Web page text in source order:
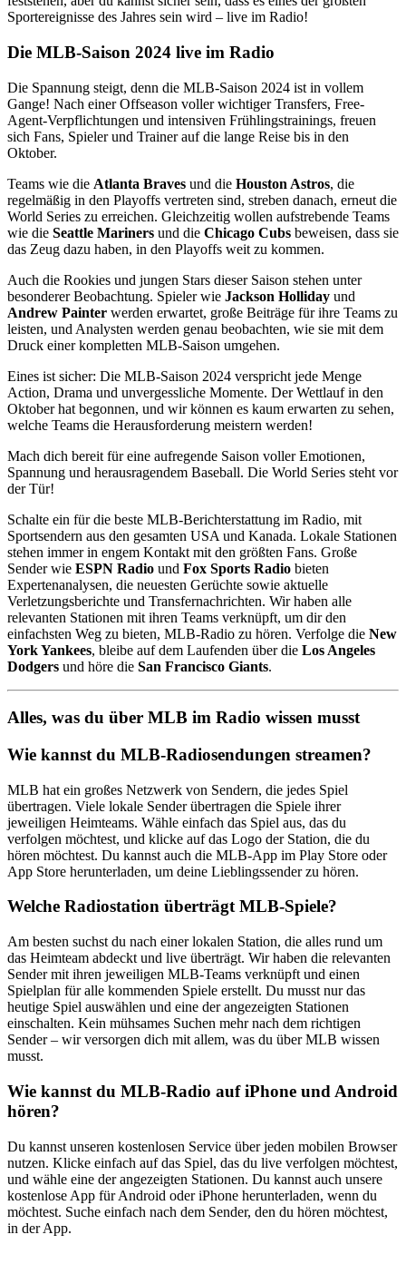
Sportereignisse des Jahres sein wird – live im Radio!
Die MLB-Saison 2024 live im Radio
Die Spannung steigt, denn die MLB-Saison 2024 ist in vollem
Gange! Nach einer Offseason voller wichtiger Transfers, Free-
Agent-Verpflichtungen und intensiven Frühlingstrainings, freuen
sich Fans, Spieler und Trainer auf die lange Reise bis in den
Oktober.
Teams wie die Atlanta Braves und die Houston Astros, die
regelmäßig in den Playoffs vertreten sind, streben danach, erneut die
World Series zu erreichen. Gleichzeitig wollen aufstrebende Teams
wie die Seattle Mariners und die Chicago Cubs beweisen, dass sie
das Zeug dazu haben, in den Playoffs weit zu kommen.
Auch die Rookies und jungen Stars dieser Saison stehen unter
besonderer Beobachtung. Spieler wie Jackson Holliday und
Andrew Painter werden erwartet, große Beiträge für ihre Teams zu
leisten, und Analysten werden genau beobachten, wie sie mit dem
Druck einer kompletten MLB-Saison umgehen.
Eines ist sicher: Die MLB-Saison 2024 verspricht jede Menge
Action, Drama und unvergessliche Momente. Der Wettlauf in den
Oktober hat begonnen, und wir können es kaum erwarten zu sehen,
welche Teams die Herausforderung meistern werden!
Mach dich bereit für eine aufregende Saison voller Emotionen,
Spannung und herausragendem Baseball. Die World Series steht vor
der Tür!
Schalte ein für die beste MLB-Berichterstattung im Radio, mit
Sportsendern aus den gesamten USA und Kanada. Lokale Stationen
stehen immer in engem Kontakt mit den größten Fans. Große
Sender wie ESPN Radio und Fox Sports Radio bieten
Expertenanalysen, die neuesten Gerüchte sowie aktuelle
Verletzungsberichte und Transfernachrichten. Wir haben alle
relevanten Stationen mit ihren Teams verknüpft, um dir den
einfachsten Weg zu bieten, MLB-Radio zu hören. Verfolge die New
York Yankees, bleibe auf dem Laufenden über die Los Angeles
Dodgers und höre die San Francisco Giants.
Alles, was du über MLB im Radio wissen musst
Wie kannst du MLB-Radiosendungen streamen?
MLB hat ein großes Netzwerk von Sendern, die jedes Spiel
übertragen. Viele lokale Sender übertragen die Spiele ihrer
jeweiligen Heimteams. Wähle einfach das Spiel aus, das du
verfolgen möchtest, und klicke auf das Logo der Station, die du
hören möchtest. Du kannst auch die MLB-App im Play Store oder
App Store herunterladen, um deine Lieblingssender zu hören.
Welche Radiostation überträgt MLB-Spiele?
Am besten suchst du nach einer lokalen Station, die alles rund um
das Heimteam abdeckt und live überträgt. Wir haben die relevanten
Sender mit ihren jeweiligen MLB-Teams verknüpft und einen
Spielplan für alle kommenden Spiele erstellt. Du musst nur das
heutige Spiel auswählen und eine der angezeigten Stationen
einschalten. Kein mühsames Suchen mehr nach dem richtigen
Sender – wir versorgen dich mit allem, was du über MLB wissen
musst.
Wie kannst du MLB-Radio auf iPhone und Android
hören?
Du kannst unseren kostenlosen Service über jeden mobilen Browser
nutzen. Klicke einfach auf das Spiel, das du live verfolgen möchtest,
und wähle eine der angezeigten Stationen. Du kannst auch unsere
kostenlose App für Android oder iPhone herunterladen, wenn du
möchtest. Suche einfach nach dem Sender, den du hören möchtest,
in der App.